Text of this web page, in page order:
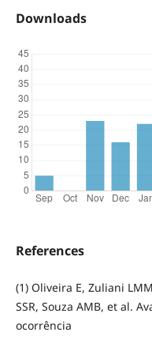
Downloads
References
(1) Oliveira E, Zuliani
SSR, Souza AMB, et al.
ocorrência